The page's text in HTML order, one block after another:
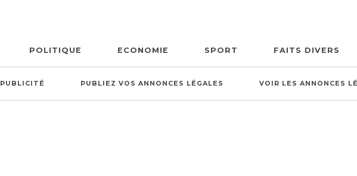
POLITIQUE ECONOMIE SPORT FAITS DIVERS
PUBLICITÉ PUBLIEZ VOS ANNONCES LÉGALES VOIR LES ANNONCES